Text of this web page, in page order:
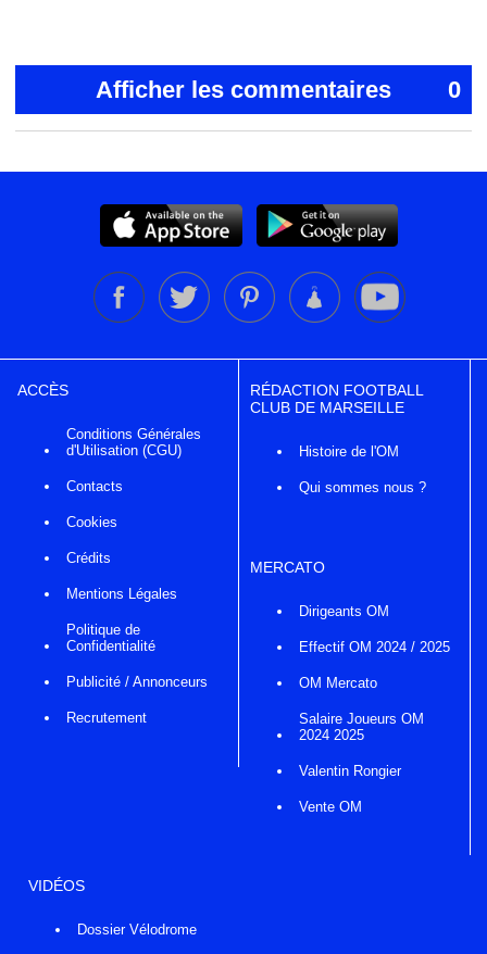
Afficher les commentaires 0
ACCÈS
Conditions Générales
d'Utilisation (CGU)
Contacts
Cookies
Crédits
Mentions Légales
Politique de
Confidentialité
Publicité / Annonceurs
Recrutement
RÉDACTION FOOTBALL
CLUB DE MARSEILLE
Histoire de l'OM
Qui sommes nous ?
MERCATO
Dirigeants OM
Effectif OM 2024 / 2025
OM Mercato
Salaire Joueurs OM
2024 2025
Valentin Rongier
Vente OM
VIDÉOS
Dossier Vélodrome